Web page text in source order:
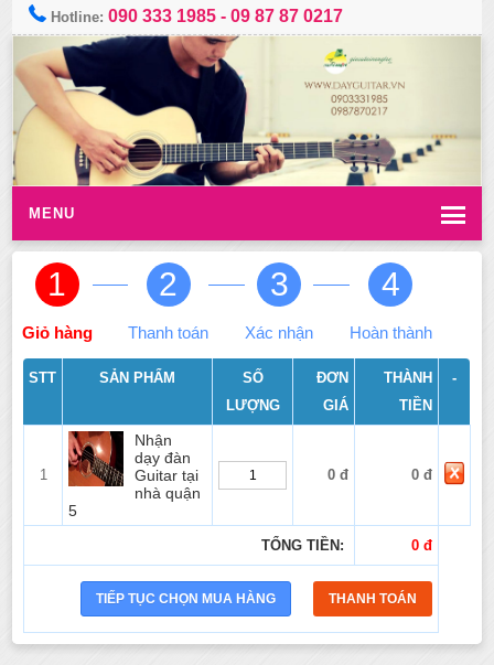
Hotline:090 333 1985 -09 87 87 0217
MENU
1
Giỏ hàng
2
Thanh toán
3
Xác nhận
4
Hoàn thành
STT SẢN PHẨM
SỐ
LƯỢNG
ĐƠN
GIÁ
THÀNH
TIỀN
-
1
Nhận
dạy đàn
Guitar tại
nhà quận
5
0 đ 0 đ
TỔNG TIỀN: 0 đ